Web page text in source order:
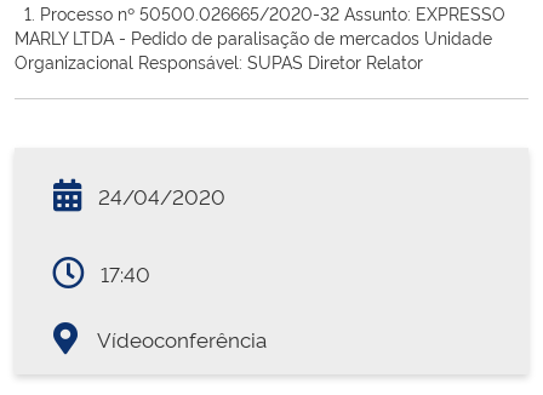
1. Processo nº 50500.026665/2020-32 Assunto: EXPRESSO
MARLY LTDA - Pedido de paralisação de mercados Unidade
Organizacional Responsável: SUPAS Diretor Relator
24/04/2020
17:40
Vídeoconferência